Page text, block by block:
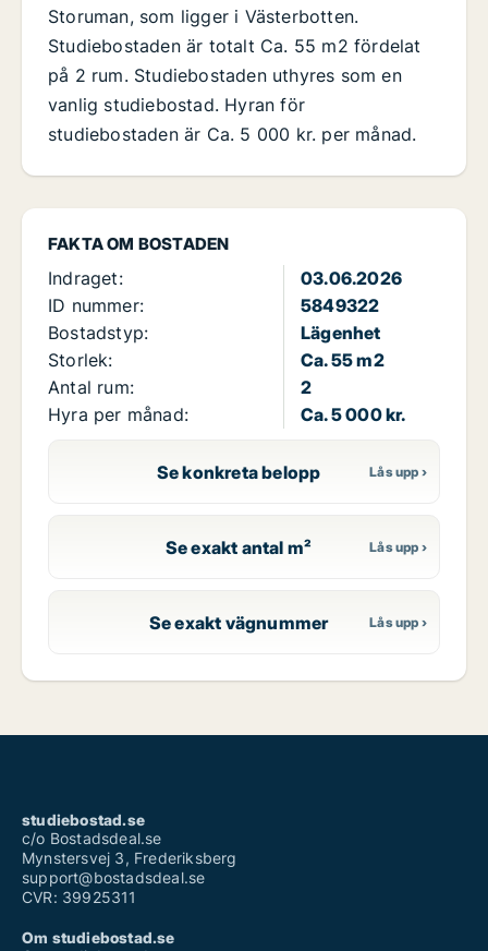
FAKTA OM BOSTADEN
Indraget:
03.06.2026
ID nummer:
5849322
Bostadstyp:
Lägenhet
Storlek:
Ca. 55 m2
Antal rum:
2
Hyra per månad:
Ca. 5 000 kr.
Se konkreta belopp
Se exakt antal m²
Se exakt vägnummer
Storuman, som ligger i Västerbotten.
Studiebostaden är totalt Ca. 55 m2 fördelat
på 2 rum. Studiebostaden uthyres som en
vanlig studiebostad. Hyran för
studiebostaden är Ca. 5 000 kr. per månad.
studiebostad.se
c/o Bostadsdeal.se
Mynstersvej 3, Frederiksberg
support@bostadsdeal.se
CVR: 39925311
Om studiebostad.se